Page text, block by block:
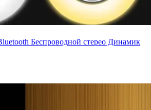
Беспроводной стерео Динамик